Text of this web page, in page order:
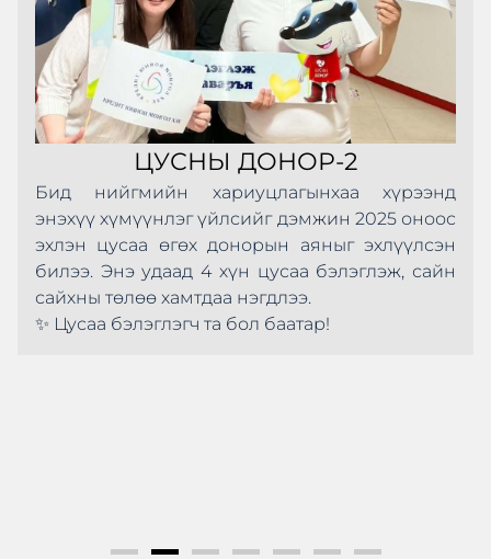
ЦУСНЫ ДОНОР-2
Бид нийгмийн хариуцлагынхаа хүрээнд
энэхүү хүмүүнлэг үйлсийг дэмжин 2025 оноос
эхлэн цусаа өгөх донорын аяныг эхлүүлсэн
билээ. Энэ удаад 4 хүн цусаа бэлэглэж, сайн
сайхны төлөө хамтдаа нэгдлээ.
✨ Цусаа бэлэглэгч та бол баатар!